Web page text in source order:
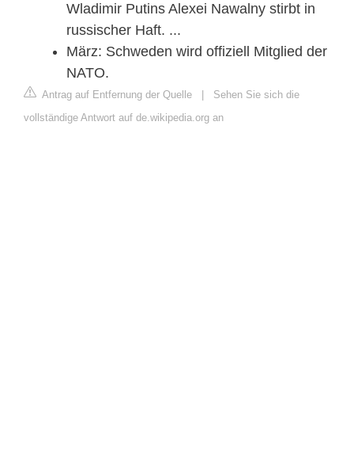
Wladimir Putins Alexei Nawalny stirbt in
russischer Haft. ...
März: Schweden wird offiziell Mitglied der
NATO.
Antrag auf Entfernung der Quelle
Sehen Sie sich die
vollständige Antwort auf de.wikipedia.org an